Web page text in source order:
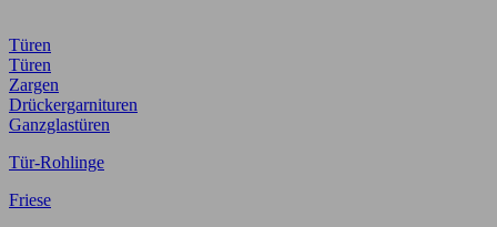
Türen
Türen
Zargen
Drückergarnituren
Ganzglastüren
Tür-Rohlinge
Friese